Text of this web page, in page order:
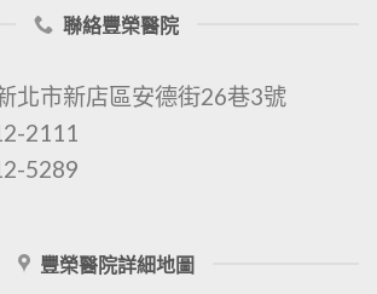
聯絡豐榮醫院
北市新店區安德街26巷3號
2111
5289
豐榮醫院詳細地圖